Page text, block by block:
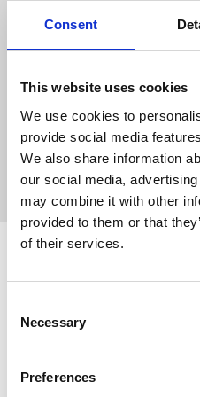
Consent
This website uses cookies
We use cookies to
provide social media
We also share information
our social media,
may combine it with other
provided to them or that
of their services.
Selection
Necessary
Preferences
Omdat bijna iedere sticker
Bent u toch benieuwd naar de
eenvrijblijvende offerte aanvragen